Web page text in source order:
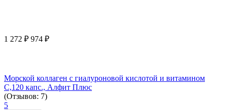
1 272 ₽ 974 ₽
Морской коллаген с гиалуроновой кислотой и витамином
С,120 капс., Алфит Плюс
(Отзывов: 7)
5